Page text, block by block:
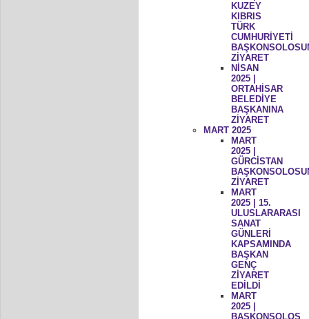
KUZEY
KIBRIS
TÜRK
CUMHURİYETİ
ZİYARET
NİSAN
2025 |
ORTAHİSAR
BELEDİYE
BAŞKANINA
ZİYARET
MART 2025
MART
2025 |
GÜRCİSTAN
ZİYARET
MART
2025 | 15.
ULUSLARARASI
SANAT
GÜNLERİ
KAPSAMINDA
BAŞKAN
GENÇ
ZİYARET
EDİLDİ
MART
2025 |
BAŞKONSOLOS